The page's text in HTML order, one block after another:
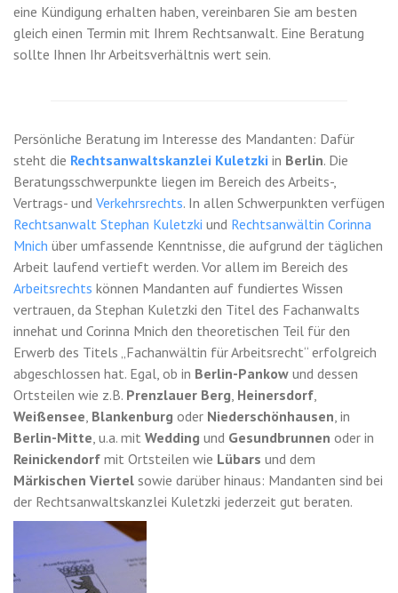
eine Kündigung erhalten haben, vereinbaren Sie am besten
gleich einen Termin mit Ihrem Rechtsanwalt. Eine Beratung
sollte Ihnen Ihr Arbeitsverhältnis wert sein.
Persönliche Beratung im Interesse des Mandanten: Dafür
steht die Rechtsanwaltskanzlei Kuletzki in Berlin. Die
Beratungsschwerpunkte liegen im Bereich des Arbeits-,
Vertrags- und Verkehrsrechts. In allen Schwerpunkten verfügen
Rechtsanwalt Stephan Kuletzki und Rechtsanwältin Corinna
Mnich über umfassende Kenntnisse, die aufgrund der täglichen
Arbeit laufend vertieft werden. Vor allem im Bereich des
Arbeitsrechts können Mandanten auf fundiertes Wissen
vertrauen, da Stephan Kuletzki den Titel des Fachanwalts
innehat und Corinna Mnich den theoretischen Teil für den
Erwerb des Titels „Fachanwältin für Arbeitsrecht“ erfolgreich
abgeschlossen hat. Egal, ob in Berlin-Pankow und dessen
Ortsteilen wie z.B. Prenzlauer Berg, Heinersdorf,
Weißensee, Blankenburg oder Niederschönhausen, in
Berlin-Mitte, u.a. mit Wedding und Gesundbrunnen oder in
Reinickendorf mit Ortsteilen wie Lübars und dem
Märkischen Viertel sowie darüber hinaus: Mandanten sind bei
der Rechtsanwaltskanzlei Kuletzki jederzeit gut beraten.